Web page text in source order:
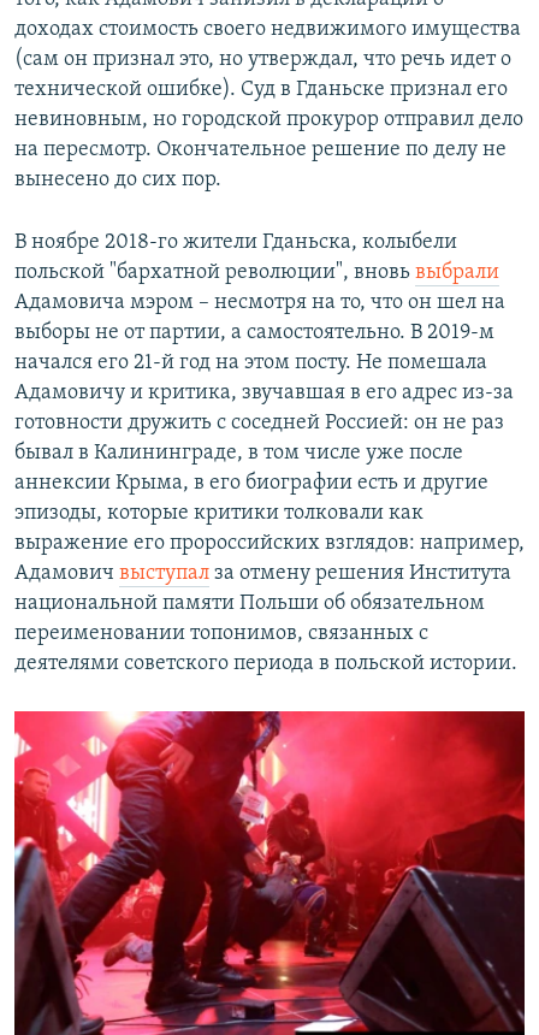
доходах стоимость своего недвижимого имущества
(сам он признал это, но утверждал, что речь идет о
технической ошибке). Суд в Гданьске признал его
невиновным, но городской прокурор отправил дело
на пересмотр. Окончательное решение по делу не
вынесено до сих пор.
В ноябре 2018-го жители Гданьска, колыбели
польской "бархатной революции", вновь выбрали
Адамовича мэром – несмотря на то, что он шел на
выборы не от партии, а самостоятельно. В 2019-м
начался его 21-й год на этом посту. Не помешала
Адамовичу и критика, звучавшая в его адрес из-за
готовности дружить с соседней Россией: он не раз
бывал в Калининграде, в том числе уже после
аннексии Крыма, в его биографии есть и другие
эпизоды, которые критики толковали как
выражение его пророссийских взглядов: например,
Адамович выступал за отмену решения Института
национальной памяти Польши об обязательном
переименовании топонимов, связанных с
деятелями советского периода в польской истории.